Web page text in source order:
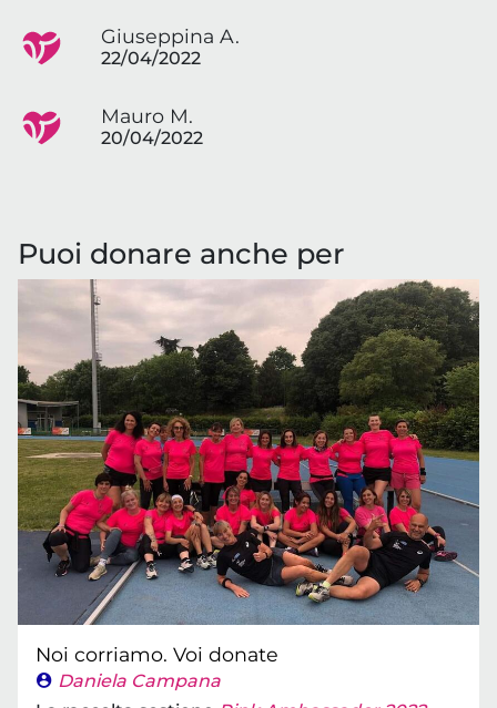
Giuseppina A.
22/04/2022
Mauro M.
20/04/2022
Puoi donare anche per
Noi corriamo. Voi donate
Daniela Campana